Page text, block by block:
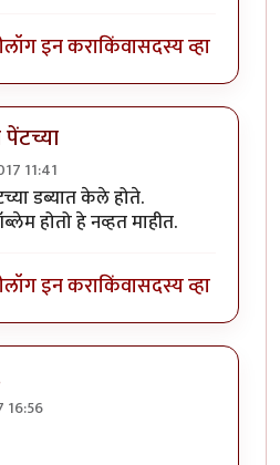
लॉग इन कराकिंवासदस्य व्हा
11:41
हवी आहे.byमोदक
डब्यात केले होते.
होतो हे नव्हत माहीत.
लॉग इन कराकिंवासदस्य व्हा
16:56